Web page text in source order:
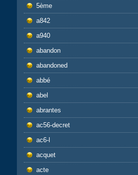
5ème
a842
a940
abandon
abandoned
abbé
abel
abrantes
ac56-decret
ac6-l
acquet
acte